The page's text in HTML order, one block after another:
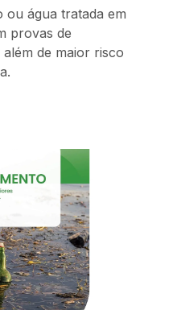
ou água tratada em
provas de
de maior risco